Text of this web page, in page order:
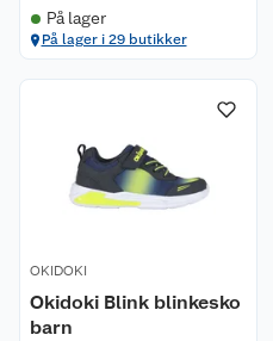
På lager
På lager i 29 butikker
OKIDOKI
Okidoki Blink blinkesko
barn